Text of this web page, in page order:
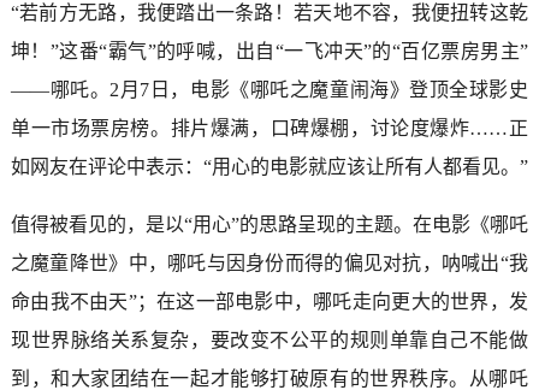
“若前方无路，我便踏出一条路！若天地不容，我便扭转这乾
坤！”这番“霸气”的呼喊，出自“一飞冲天”的“百亿票房男主”
——哪吒。2月7日，电影《哪吒之魔童闹海》登顶全球影史
单一市场票房榜。排片爆满，口碑爆棚，讨论度爆炸……正
如网友在评论中表示：“用心的电影就应该让所有人都看见。”
值得被看见的，是以“用心”的思路呈现的主题。在电影《哪吒
之魔童降世》中，哪吒与因身份而得的偏见对抗，呐喊出“我
命由我不由天”；在这一部电影中，哪吒走向更大的世界，发
现世界脉络关系复杂，要改变不公平的规则单靠自己不能做
到，和大家团结在一起才能够打破原有的世界秩序。从哪吒